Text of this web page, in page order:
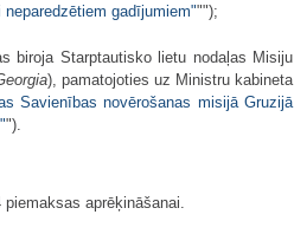
gadījumiem""");
biroja Starptautisko lietu nodaļas Misiju
), pamatojoties uz Ministru kabineta
Savienības novērošanas misijā Gruzijā
").
aprēķināšanai.